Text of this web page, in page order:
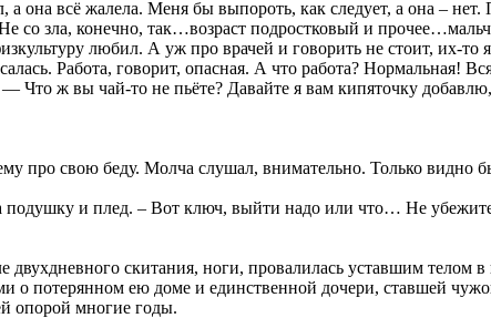
она всё жалела. Меня бы выпороть, как следует, а она –
со зла, конечно, так…возраст подростковый и
любил. А уж про врачей и говорить не стоит, их-то
Работа, говорит, опасная. А что работа? Нормальная!
Что ж вы чай-то не пьёте? Давайте я вам кипяточку
про свою беду. Молча слушал, внимательно. Только видно
и плед. – Вот ключ, выйти надо или что… Не
двухдневного скитания, ноги, провалилась уставшим
о потерянном ею доме и единственной дочери, ставшей
опорой многие годы.